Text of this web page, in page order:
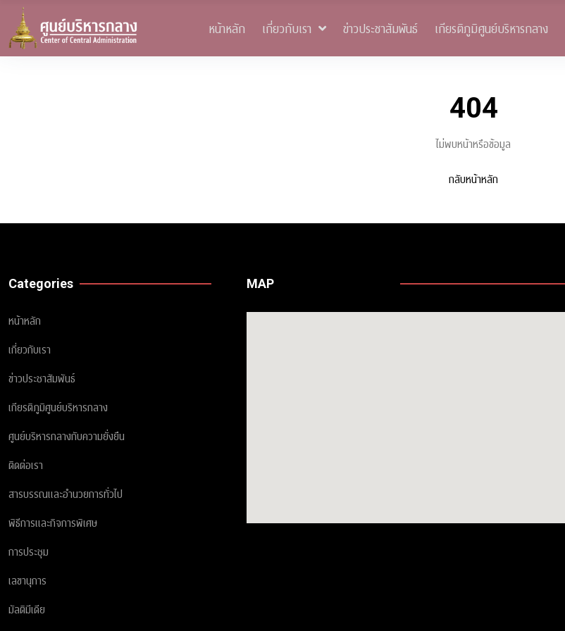
หน้าหลัก เกี่ยวกับเรา ข่าวประชาสัมพันธ์ เกียรติภูมิศูนย์บริหารกลาง
404
ไม่พบหน้าหรือข้อมูล
กลับหน้าหลัก
Categories
หน้าหลัก
เกี่ยวกับเรา
ข่าวประชาสัมพันธ์
เกียรติภูมิศูนย์บริหารกลาง
ศูนย์บริหารกลางกับความยั่งยืน
ติดต่อเรา
สารบรรณและอำนวยการทั่วไป
พิธีการและกิจการพิเศษ
การประชุม
เลขานุการ
มัลติมีเดีย
MAP